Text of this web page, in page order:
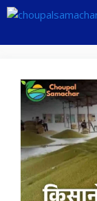
Skip
content